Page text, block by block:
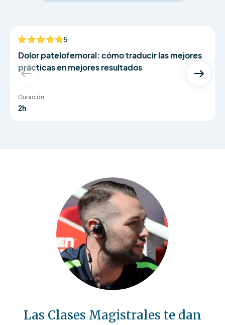
NUEVO 5
Dolor patelofemoral: cómo traducir las mejores
prácticas en mejores resultados
Duración
2h
Las Clases Magistrales te dan